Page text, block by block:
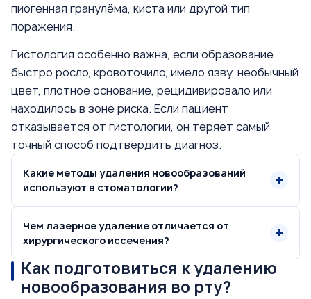
пиогенная гранулёма, киста или другой тип
поражения.
Гистология особенно важна, если образование
быстро росло, кровоточило, имело язву, необычный
цвет, плотное основание, рецидивировало или
находилось в зоне риска. Если пациент
отказывается от гистологии, он теряет самый
точный способ подтвердить диагноз.
Какие методы удаления новообразований
используют в стоматологии?
Чем лазерное удаление отличается от
хирургического иссечения?
Как подготовиться к удалению
новообразования во рту?